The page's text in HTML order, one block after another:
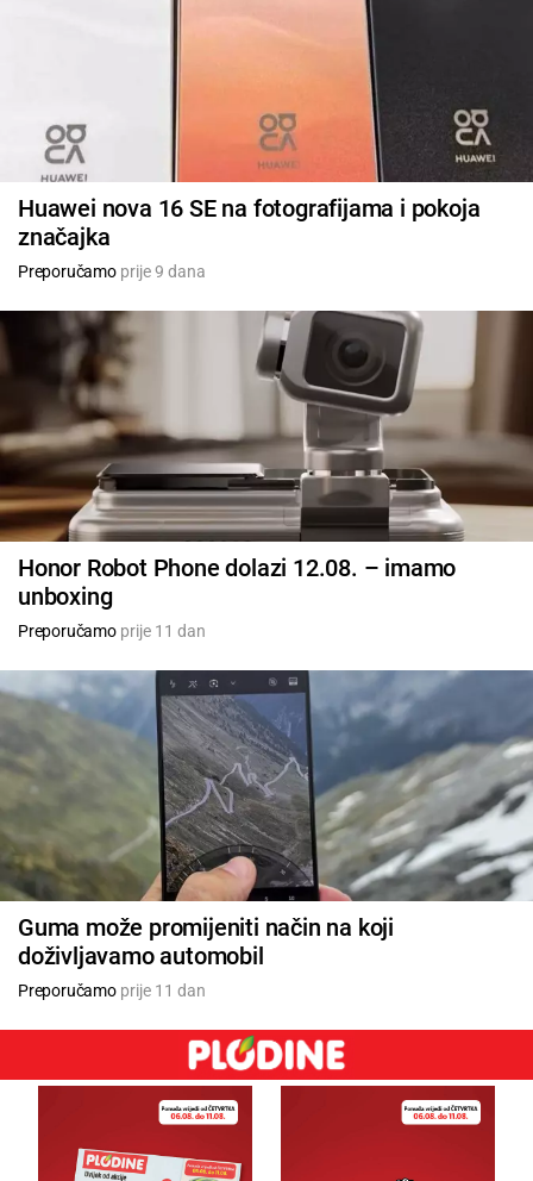
Huawei nova 16 SE na fotografijama i pokoja
značajka
Preporučamoprije 9 dana
Honor Robot Phone dolazi 12.08. – imamo
unboxing
Preporučamoprije 11 dan
Guma može promijeniti način na koji
doživljavamo automobil
Preporučamoprije 11 dan